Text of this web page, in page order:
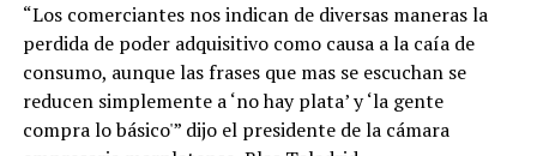
“Los comerciantes nos indican de diversas maneras la
perdida de poder adquisitivo como causa a la caía de
consumo, aunque las frases que mas se escuchan se
reducen simplemente a ‘no hay plata’ y ‘la gente
compra lo básico'” dijo el presidente de la cámara